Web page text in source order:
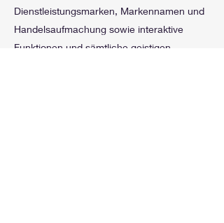
Dienstleistungsmarken, Markennamen und
Handelsaufmachung sowie interaktive
Funktionen und sämtliche geistigen